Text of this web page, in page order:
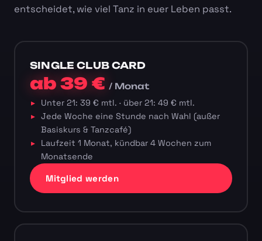
entscheidet, wie viel Tanz in euer Leben passt.
SINGLE CLUB CARD
ab 39 €/ Monat
Unter 21: 39 € mtl. · über 21: 49 € mtl.
Jede Woche eine Stunde nach Wahl (außer
Basiskurs & Tanzcafé)
Laufzeit 1 Monat, kündbar 4 Wochen zum
Monatsende
Mitglied werden